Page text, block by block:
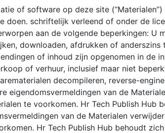
of software op deze site
schriftelijk verleend of onder de
aan de volgende beperkingen: U
downloaden, afdrukken of
of inhoud zijn opgenomen in de
of verhuur, inclusief maar niet
decompileren, reverse-
van de
te voorkomen. Hr Tech Publish
van de Materialen
Hr Tech Publish Hub behoudt